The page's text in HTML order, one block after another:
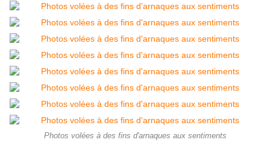
Photos volées à des fins d'arnaques aux sentiments